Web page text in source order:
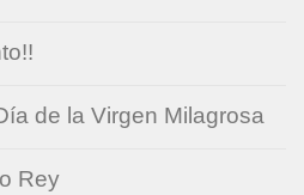
de la Virgen Milagrosa
Rey